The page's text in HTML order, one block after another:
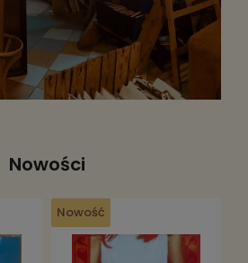
Nowości
Nowość